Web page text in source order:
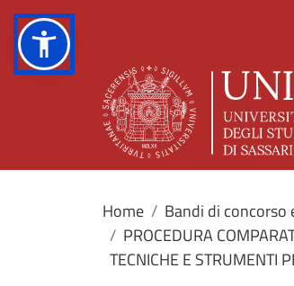
Home
Bandi di concorso
PROCEDURA
TECNICHE E STRUMENTI